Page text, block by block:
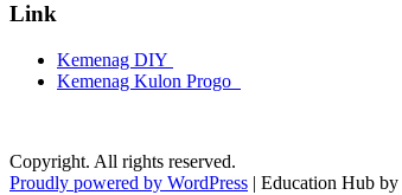
Link
Kemenag DIY
Kemenag Kulon Progo
Copyright. All rights reserved.
Proudly powered by WordPress | Education Hub by